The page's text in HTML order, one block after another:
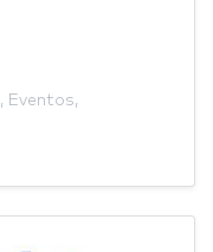
, Eventos,